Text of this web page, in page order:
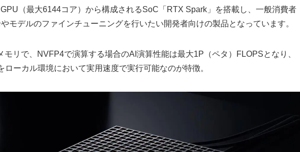
（最大6144コア）から構成されるSoC「RTX Spark」を搭載し、一般消費者
モデルのファインチューニングを行いたい開発者向けの製品となっています。
モリで、NVFP4で演算する場合のAI演算性能は最大1P（ペタ）FLOPSとなり、
ーカル環境において実用速度で実行可能なのが特徴。